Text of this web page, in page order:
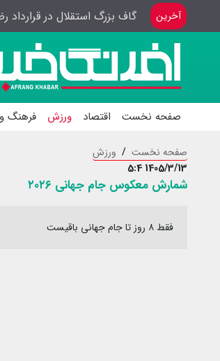
آخرین سفر وزیر ورزش به باکوی
صفحه نخست اقتصاد ورزش فرهنگ
صفحه نخست
ورزش
1405/3/13 5:4
شمارش معکوس جام جهانی ۲۰۲۶
فقط ۸ روز تا جام جهانی باقیست